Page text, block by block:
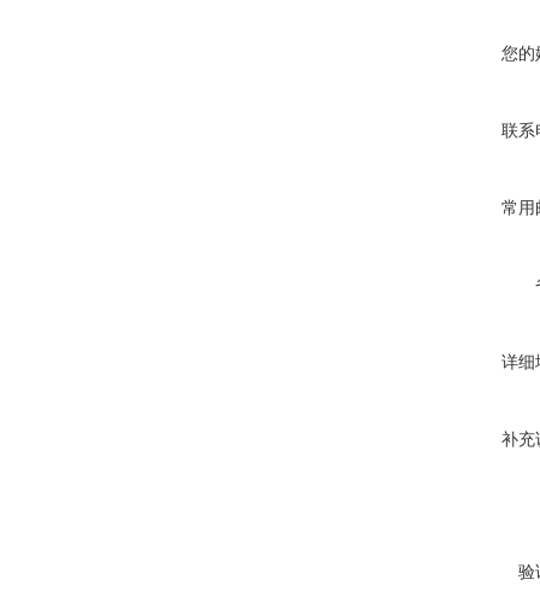
您的
联系
常用
详细
补充
验